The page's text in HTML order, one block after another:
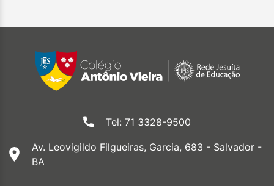
Tel: 71 3328-9500
Av. Leovigildo Filgueiras, Garcia, 683 - Salvador -
BA